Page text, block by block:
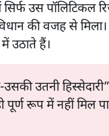
उस पॉलिटिकल
की वजह से
उठाते हैं।
उतनी
रूप में नहीं मिल